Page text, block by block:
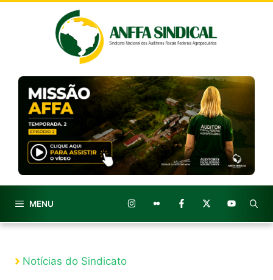
MENU
Notícias do Sindicato